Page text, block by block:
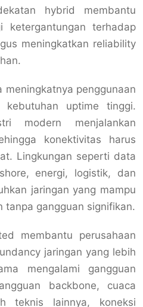
hybrid membantu
ketergantungan terhadap
meningkatkan reliability
meningkatnya penggunaan
uptime tinggi.
modern menjalankan
konektivitas harus
Lingkungan seperti data
energi, logistik, dan
jaringan yang mampu
tanpa gangguan signifikan.
membantu perusahaan
jaringan yang lebih
mengalami gangguan
backbone, cuaca
teknis lainnya, koneksi